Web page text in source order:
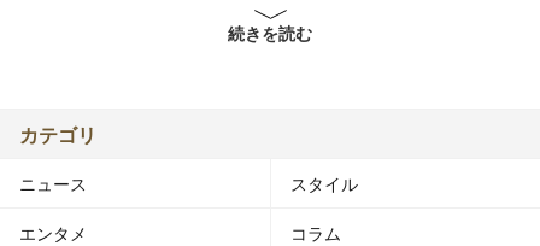
部署：編成制作局アナウンス部
岡県福岡市出身のフジテレビの女性アナウンサー。
続きを読む
カテゴリ
ニュース スタイル
エンタメ コラム